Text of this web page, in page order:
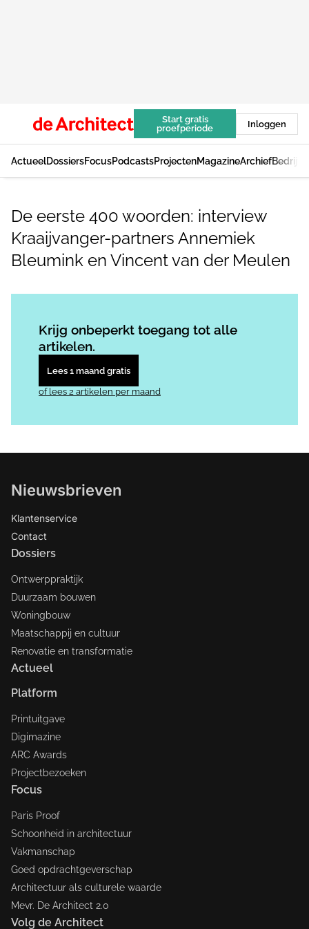
Start gratis
proefperiode
Inloggen
ActueelDossiersFocusPodcastsProjectenMagazineArchief
De eerste 400 woorden: interview
Kraaijvanger-partners Annemiek
Bleumink en Vincent van der Meulen
Krijg onbeperkt toegang tot alle
artikelen.
Lees 1 maand gratis
of lees 2 artikelen per maand
Nieuwsbrieven
Klantenservice
Contact
Dossiers
Ontwerppraktijk
Duurzaam bouwen
Woningbouw
Maatschappij en cultuur
Renovatie en transformatie
Actueel
Platform
Printuitgave
Digimazine
ARC Awards
Projectbezoeken
Focus
Paris Proof
Schoonheid in architectuur
Vakmanschap
Goed opdrachtgeverschap
Architectuur als culturele waarde
Mevr. De Architect 2.0
Volg de Architect